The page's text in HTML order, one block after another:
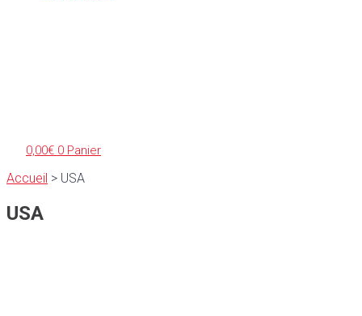
0,00€ 0 Panier
Accueil > USA
USA